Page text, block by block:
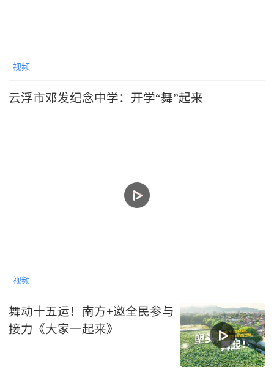
视频
云浮市邓发纪念中学：开学“舞”起来
视频
舞动十五运！南方+邀全民参与
接力《大家一起来》